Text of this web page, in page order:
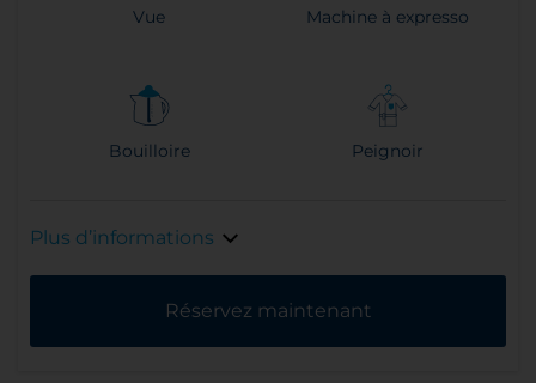
Vue Machine à expresso
Bouilloire Peignoir
Plus d’informations
Réservez maintenant